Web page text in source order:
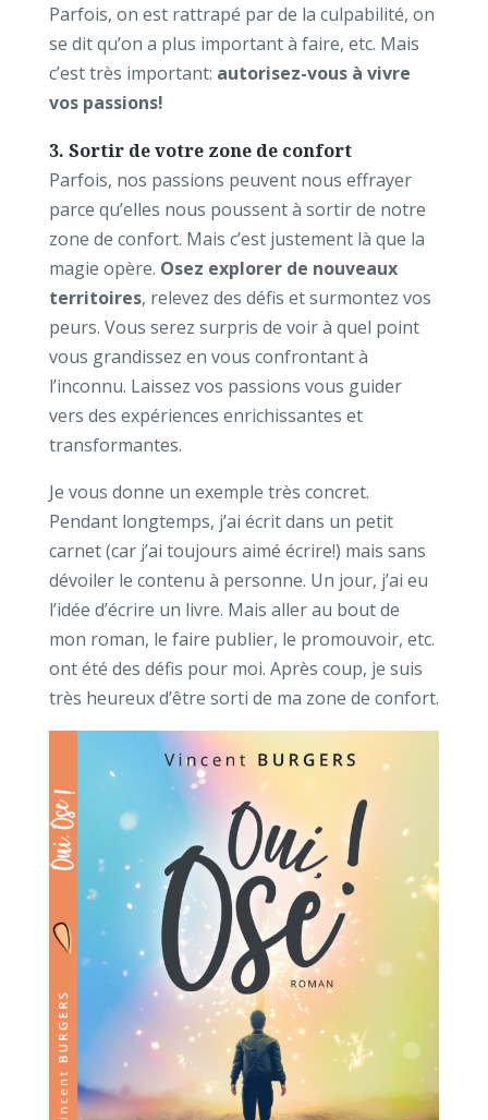
Parfois, on est rattrapé par de la culpabilité, on
se dit qu’on a plus important à faire, etc. Mais
c’est très important: autorisez-vous à vivre
vos passions!
3. Sortir de votre zone de confort
Parfois, nos passions peuvent nous effrayer
parce qu’elles nous poussent à sortir de notre
zone de confort. Mais c’est justement là que la
magie opère. Osez explorer de nouveaux
territoires, relevez des défis et surmontez vos
peurs. Vous serez surpris de voir à quel point
vous grandissez en vous confrontant à
l’inconnu. Laissez vos passions vous guider
vers des expériences enrichissantes et
transformantes.
Je vous donne un exemple très concret.
Pendant longtemps, j’ai écrit dans un petit
carnet (car j’ai toujours aimé écrire!) mais sans
dévoiler le contenu à personne. Un jour, j’ai eu
l’idée d’écrire un livre. Mais aller au bout de
mon roman, le faire publier, le promouvoir, etc.
ont été des défis pour moi. Après coup, je suis
très heureux d’être sorti de ma zone de confort.